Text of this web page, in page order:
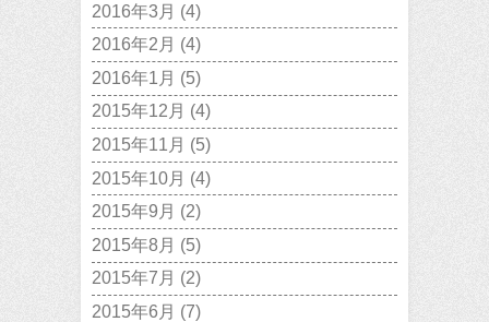
2016年3月 (4)
2016年2月 (4)
2016年1月 (5)
2015年12月 (4)
2015年11月 (5)
2015年10月 (4)
2015年9月 (2)
2015年8月 (5)
2015年7月 (2)
2015年6月 (7)